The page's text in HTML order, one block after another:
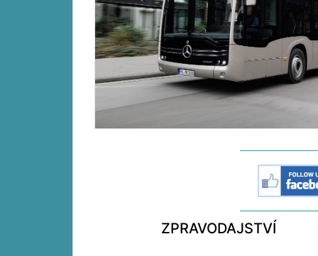
ZPRAVODAJSTVÍ